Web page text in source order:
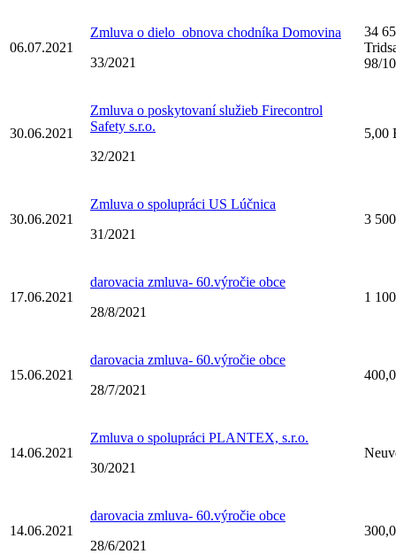
06.07.2021
Zmluva o dielo_obnova chodníka Domovina
33/2021
34
98/
30.06.2021
Zmluva o poskytovaní služieb Firecontrol
Safety s.r.o.
32/2021
5,00
30.06.2021
Zmluva o spolupráci US Lúčnica
31/2021
3
17.06.2021
darovacia zmluva- 60.výročie obce
28/8/2021
1
15.06.2021
darovacia zmluva- 60.výročie obce
28/7/2021
14.06.2021
Zmluva o spolupráci PLANTEX, s.r.o.
30/2021
14.06.2021
darovacia zmluva- 60.výročie obce
28/6/2021